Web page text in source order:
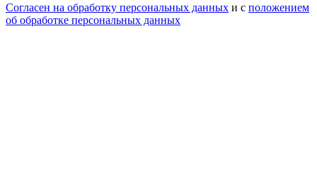
Согласен на обработку персональных данных и с положением
об обработке персональных данных